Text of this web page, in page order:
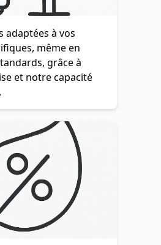
adaptées à vos
même en
grâce à
et notre capacité